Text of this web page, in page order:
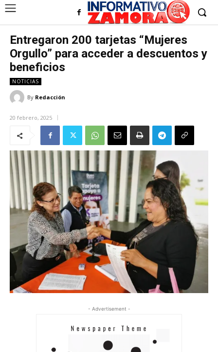
Entregaron 200 tarjetas “Mujeres
Orgullo” para acceder a descuentos y
beneficios
NOTICIAS
By Redacción
20 febrero, 2025
- Advertisement -